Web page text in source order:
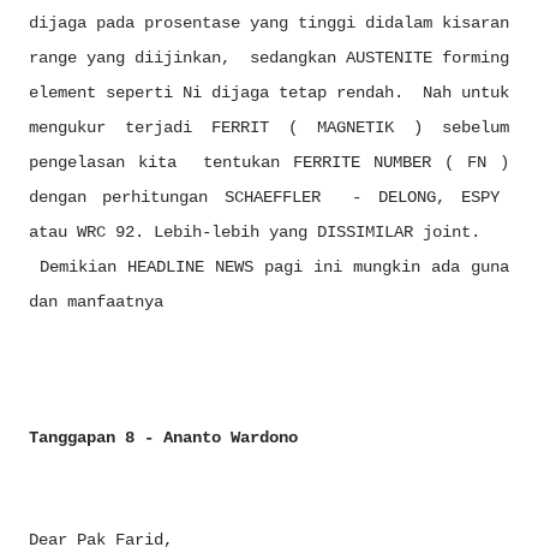
dijaga pada prosentase yang tinggi didalam kisaran
range yang diijinkan, sedangkan AUSTENITE forming
element seperti Ni dijaga tetap rendah. Nah untuk
mengukur terjadi FERRIT ( MAGNETIK ) sebelum
pengelasan kita tentukan FERRITE NUMBER ( FN )
dengan perhitungan SCHAEFFLER - DELONG, ESPY
atau WRC 92. Lebih-lebih yang DISSIMILAR joint.
Demikian HEADLINE NEWS pagi ini mungkin ada guna
dan manfaatnya
Tanggapan 8 - Ananto Wardono
Dear Pak Farid,